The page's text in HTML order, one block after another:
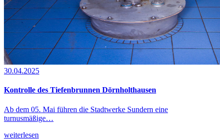
30.04.2025
Kontrolle des Tiefenbrunnen Dörnholthausen
Ab dem 05. Mai führen die Stadtwerke Sundern eine
turnusmäßige…
weiterlesen